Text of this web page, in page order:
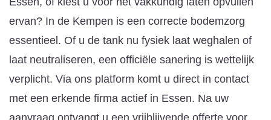
ervan? In de Kempen is een correcte bodemzorg
essentieel. Of u de tank nu fysiek laat weghalen of
laat neutraliseren, een officiële sanering is wettelijk
verplicht. Via ons platform komt u direct in contact
met een erkende firma actief in Essen. Na uw
aanvraag ontvangt u een vrijblijvende offerte voor